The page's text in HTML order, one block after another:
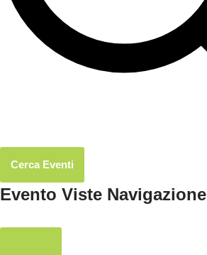
Cerca Eventi
Evento Viste Navigazione